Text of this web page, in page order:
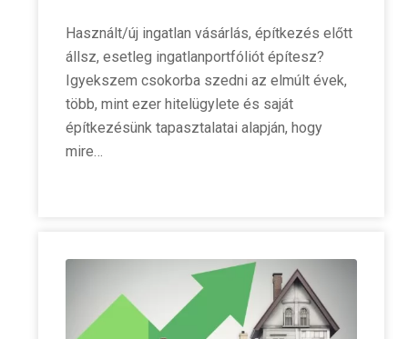
Használt/új ingatlan vásárlás, építkezés előtt
állsz, esetleg ingatlanportfóliót építesz?
Igyekszem csokorba szedni az elmúlt évek,
több, mint ezer hitelügylete és saját
építkezésünk tapasztalatai alapján, hogy
mire…